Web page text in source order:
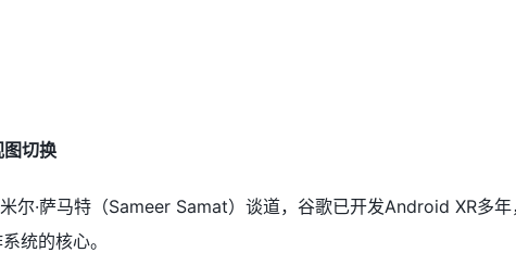
切换
尔·萨马特（Sameer Samat）谈道，谷歌已开发Android XR多
统的核心。